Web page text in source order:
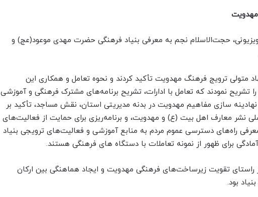
مهدویت
حجت‌الاسلام نجم به معرفی بنیاد فرهنگی حضرت مهدی موعود(عج) و
متولی ترویج فرهنگ مهدویت تأکید کردند و نحوه تعامل و همکاری این
نمودند که تعامل با ادارات، تشریح برنامه‌های مشترک فرهنگی و آموزشی
سازی مفاهیم مهدویت در بدنه مدیریتی استان، نقش مساجد، تأکید بر
نشر معارف اهل بیت (ع) و مهدویت، و برنامه‌ریزی برای حمایت از فعالیت‌های
راه‌های دسترسی عموم مردم به منابع آموزشی و فعالیت‌های ترویجی بنیاد
برای ظهور از نمونه تعاملات با دستگاه های فرهنگی هستند.
راستای تقویت زیرساخت‌های فرهنگی مهدویت و ایجاد هماهنگی بین ارکان
بود.